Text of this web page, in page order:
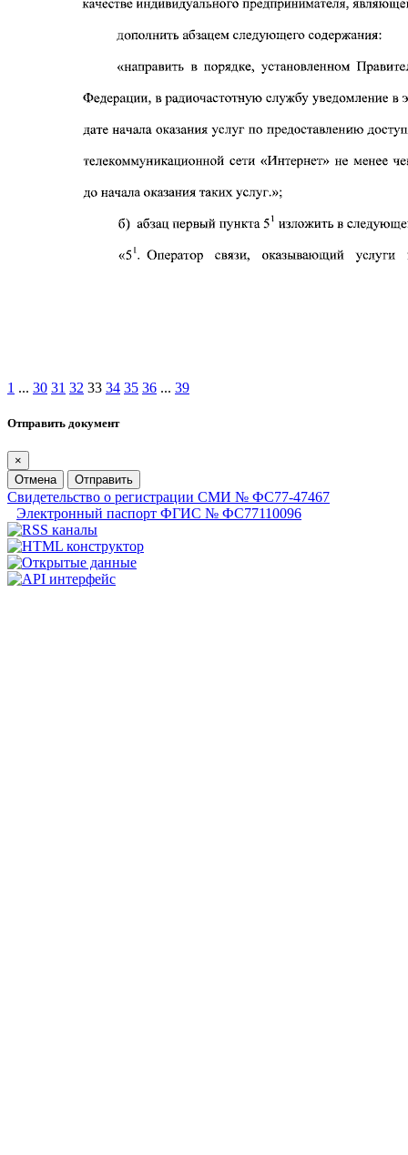
1 ... 30 31 32 33 34 35 36 ... 39
Отправить документ
×
Отмена
Отправить
Свидетельство о регистрации СМИ № ФС77-47467
Электронный паспорт ФГИС № ФС77110096